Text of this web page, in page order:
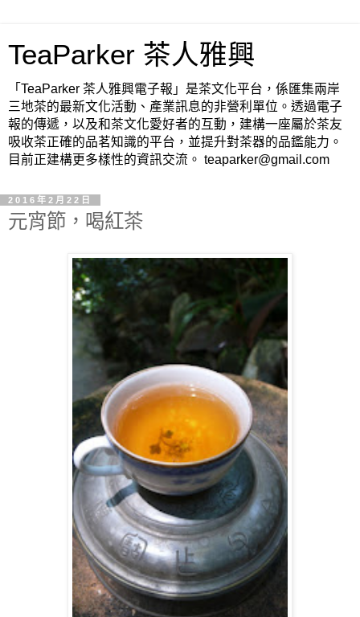
TeaParker 茶人雅興
「TeaParker 茶人雅興電子報」是茶文化平台，係匯集兩岸
三地茶的最新文化活動、產業訊息的非營利單位。透過電子
報的傳遞，以及和茶文化愛好者的互動，建構一座屬於茶友
吸收茶正確的品茗知識的平台，並提升對茶器的品鑑能力。
目前正建構更多樣性的資訊交流。 teaparker@gmail.com
2016年2月22日
元宵節，喝紅茶